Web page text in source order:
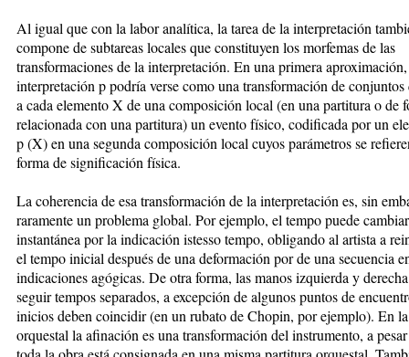
Al igual que con la labor analítica, la tarea de la interpretación
compone de subtareas locales que constituyen los morfemas de las
transformaciones de la interpretación. En una primera
interpretación p podría verse como una transformación de conjuntos
a cada elemento X de una composición local (en una partitura o de
relacionada con una partitura) un evento físico, codificada por un
p (X) en una segunda composición local cuyos parámetros se
forma de significación física.
La coherencia de esa transformación de la interpretación es, sin
raramente un problema global. Por ejemplo, el tempo puede
instantánea por la indicación istesso tempo, obligando al artista a
el tempo inicial después de una deformación por de una secuencia
indicaciones agógicas. De otra forma, las manos izquierda y
seguir tempos separados, a excepción de algunos puntos de
inicios deben coincidir (en un rubato de Chopin, por ejemplo). En
orquestal la afinación es una transformación del instrumento, a